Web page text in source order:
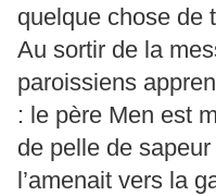
quelque chose de
Au sortir de la
paroissiens
: le père Men est
de pelle de
l’amenait vers la